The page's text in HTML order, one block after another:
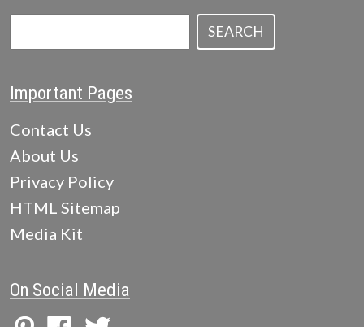
SEARCH
Important Pages
Contact Us
About Us
Privacy Policy
HTML Sitemap
Media Kit
On Social Media